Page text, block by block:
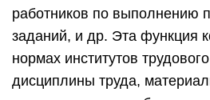
работников по выполнению
заданий, и др. Эта функция
нормах институтов
дисциплины труда,